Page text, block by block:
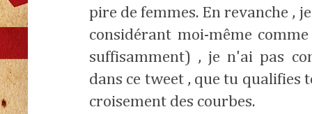
pire de femmes. En revanche ,
considérant moi-même
suffisamment) , je n'ai pas
dans ce tweet , que tu qualifies
croisement des courbes.